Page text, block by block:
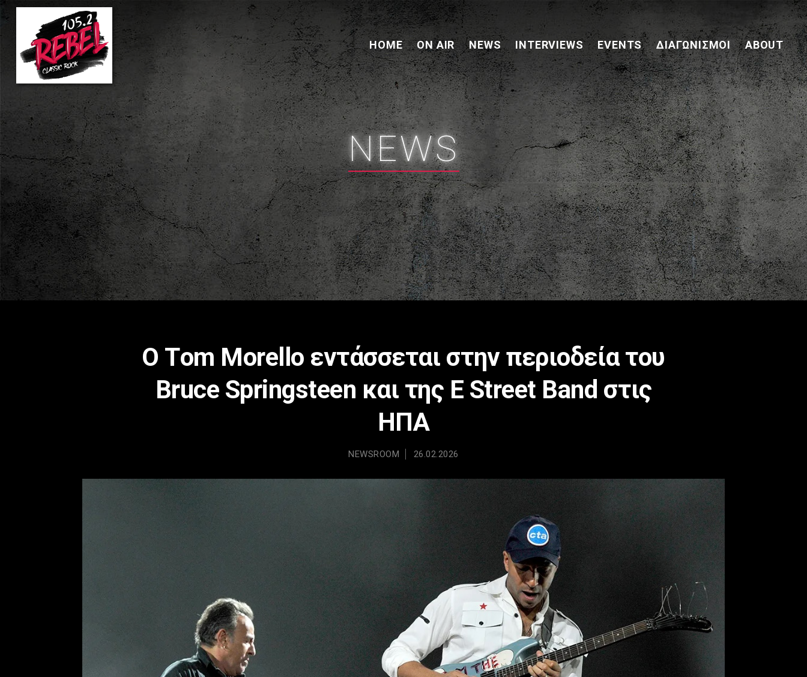
HOME ON AIR NEWS INTERVIEWS EVENTS ΔΙΑΓΩΝΙΣΜΟΊ ABOUT
NEWS
O Τom Morello εντάσσεται στην περιοδεία του
Bruce Springsteen και της E Street Band στις
ΗΠΑ
NEWSROOM 26.02.2026